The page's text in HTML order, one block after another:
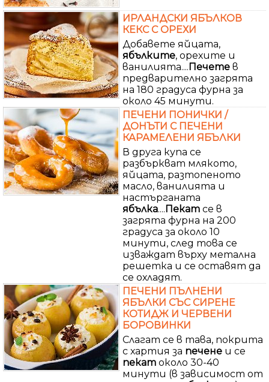
ИРЛАНДСКИ ЯБЪЛКОВ
КЕКС С ОРЕХИ
Добавете яйцата,
ябълките, орехите и
ванилията....Печете в
предварително загрята
на 180 градуса фурна за
около 45 минути.
ПЕЧЕНИ ПОНИЧКИ /
ДОНЪТИ С ПЕЧЕНИ
КАРАМЕЛЕНИ ЯБЪЛКИ
В друга купа се
разбъркват млякото,
яйцата, разтопеното
масло, ванилията и
настърганата
ябълка....Пекат се в
загрята фурна на 200
градуса за около 10
минути, след това се
изваждат върху метална
решетка и се оставят да
се охладят.
ПЕЧЕНИ ПЪЛНЕНИ
ЯБЪЛКИ СЪС СИРЕНЕ
КОТИДЖ И ЧЕРВЕНИ
БОРОВИНКИ
Слагат се в тава, покрита
с хартия за печене и се
пекат около 30-40
минути (в зависимост от